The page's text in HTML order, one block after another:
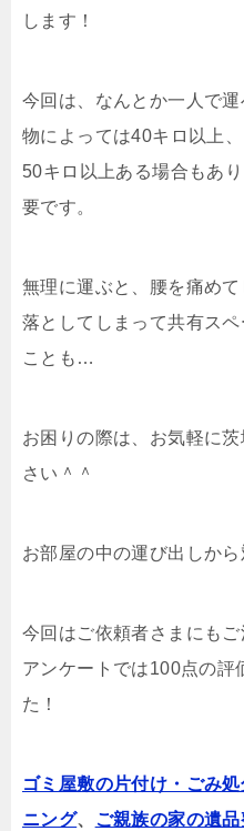
します！
今回は、なんとか一人で運
物によっては40キロ以上、
50キロ以上ある場合もあ
要です。
無理に運ぶと、腰を痛めて
落としてしまって共有ス
ことも…
お困りの際は、お気軽に
さい＾＾
お部屋の中の運び出しか
今回はご依頼者さまにもご
アンケートでは100点の評
た！
ゴミ屋敷の片付け・ごみ処
ニング、 ご親族の家の遺品